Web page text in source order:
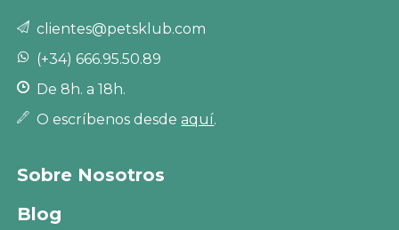
clientes@petsklub.com
(+34) 666.95.50.89
De 8h. a 18h.
O escríbenos desdeaquí.
Sobre Nosotros
Blog